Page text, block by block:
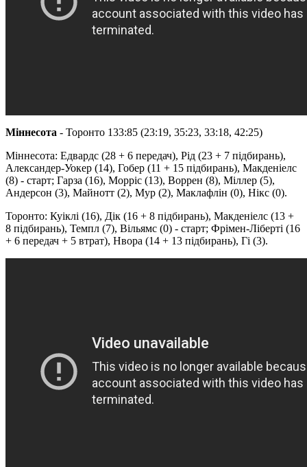
Міннесота - Торонто 133:85 (23:19, 35:23, 33:18, 42:25)
Міннесота: Едвардс (28 + 6 передач), Рід (23 + 7 підбирань),
Александер-Уокер (14), Гобер (11 + 15 підбирань), Макденіелс
(8) - старт; Гарза (16), Морріс (13), Воррен (8), Міллер (5),
Андерсон (3), Майнотт (2), Мур (2), Маклафлін (0), Нікс (0).
Торонто: Куіклі (16), Дік (16 + 8 підбирань), Макденіелс (13 +
8 підбирань), Темпл (7), Вільямс (0) - старт; Фрімен-Ліберті (16
+ 6 передач + 5 втрат), Нвора (14 + 13 підбирань), Гі (3).